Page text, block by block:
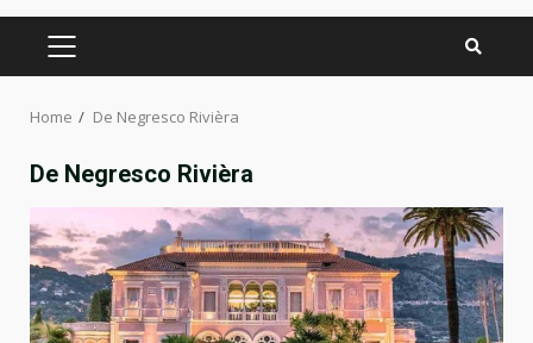
PRIMARY
Home De Negresco Rivièra
De Negresco Rivièra